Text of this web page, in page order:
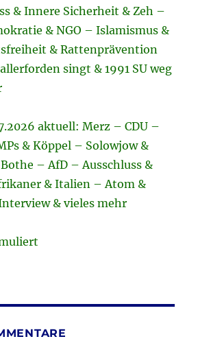
& Innere Sicherheit & Zeh –
& NGO – Islamismus &
& Rattenprävention
singt & 1991 SU weg
aktuell: Merz – CDU –
& Köppel – Solowjow &
– AfD – Ausschluss &
& Italien – Atom &
& vieles mehr